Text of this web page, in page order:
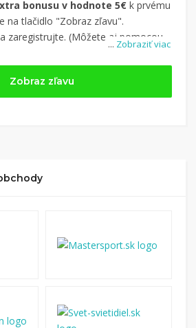
... Zobraziť viac
bonusu v hodnote 5€ k prvému
na tlačidlo "Zobraz zľavu".
zaregistrujte. (Môžete aj pomocou
nájdite obchod, pomocou služby
je cca 1 500 obchodov).
„Nakupovať“.(Následne
peniaze môžete dať hneď vyplatiť
Zobraz zľavu